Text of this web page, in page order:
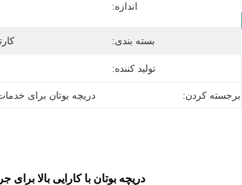
اندازه:
بسته بندی:
تولید کننده:
برجسته کردن: دریچه بوتان برای
دریچه بوتان با کارایی بالا